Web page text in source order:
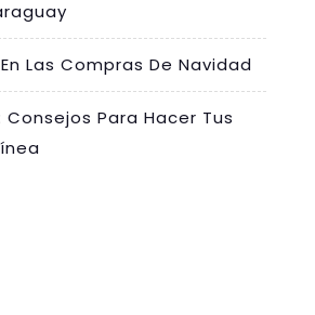
Las Compras De Navidad
Consejos Para Hacer Tus